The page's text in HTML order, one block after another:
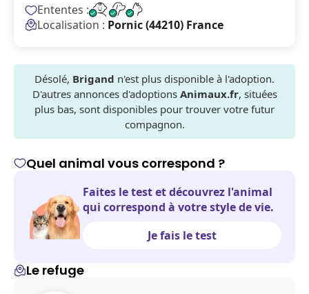
Ententes :
Localisation : Pornic (44210) France
Désolé, Brigand n'est plus disponible à l'adoption.
D'autres annonces d'adoptions Animaux.fr, situées
plus bas, sont disponibles pour trouver votre futur
compagnon.
Quel animal vous correspond ?
Faites le test et découvrez l'animal
qui correspond à votre style de vie.
Je fais le test
Le refuge